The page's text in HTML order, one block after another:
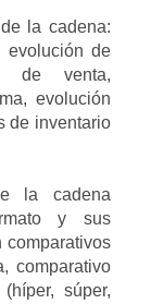
la cadena:
evolución de
de venta,
evolución
de inventario
la cadena
y sus
comparativos
comparativo
súper,